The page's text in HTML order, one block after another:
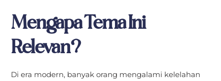
Mengapa Tema Ini
Relevan?
Di era modern, banyak orang mengalami kelelahan